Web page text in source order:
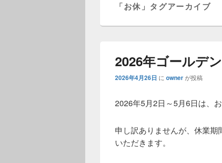
「お休 」タグアーカイブ
2026年ゴールデ
2026年4月26日 に ownerが投稿
2026年5月2日～5月6日は、
申し訳ありませんが、休業
いただきます。